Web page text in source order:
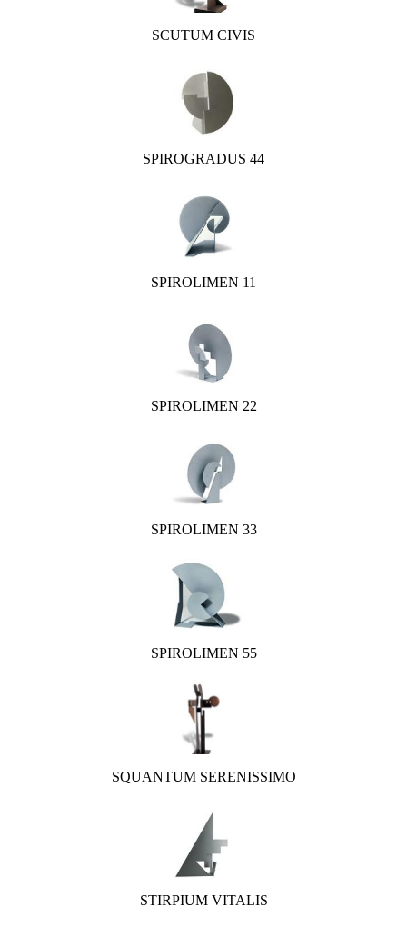
SCUTUM CIVIS
SPIROGRADUS 44
SPIROLIMEN 11
SPIROLIMEN 22
SPIROLIMEN 33
SPIROLIMEN 55
SQUANTUM SERENISSIMO
STIRPIUM VITALIS